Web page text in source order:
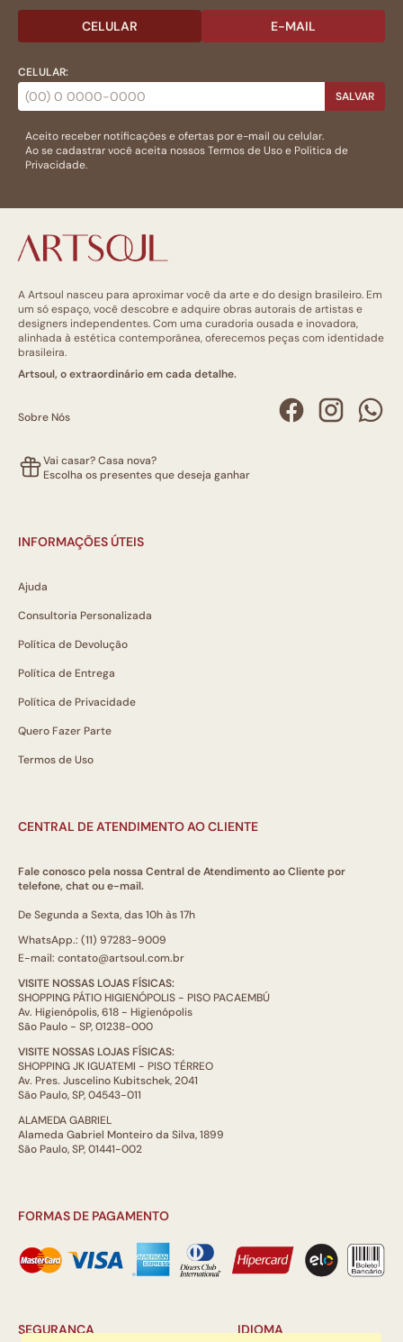
CELULAR E-MAIL
CELULAR:
SALVAR
Aceito receber notificações e ofertas por e-mail ou celular.
Ao se cadastrar você aceita nossosTermos de Usoe Politica de
Privacidade.
A Artsoul nasceu para aproximar você da arte e do design brasileiro. Em
um só espaço, você descobre e adquire obras autorais de artistas e
designers independentes. Com uma curadoria ousada e inovadora,
alinhada à estética contemporânea, oferecemos peças com identidade
brasileira.
Artsoul, o extraordinário em cada detalhe.
Sobre Nós
Vai casar? Casa nova?
Escolha os presentes que deseja ganhar
INFORMAÇÕES ÚTEIS
Ajuda
Consultoria Personalizada
Política de Devolução
Política de Entrega
Política de Privacidade
Quero Fazer Parte
Termos de Uso
CENTRAL DE ATENDIMENTO AO CLIENTE
Fale conosco pela nossa Central de Atendimento ao Cliente por
telefone, chat ou e-mail.
De Segunda a Sexta, das 10h às 17h
WhatsApp.: (11) 97283-9009
E-mail: contato@artsoul.com.br
VISITE NOSSAS LOJAS FÍSICAS:
SHOPPING PÁTIO HIGIENÓPOLIS - PISO PACAEMBÚ
Av. Higienópolis, 618 - Higienópolis
São Paulo - SP, 01238-000
VISITE NOSSAS LOJAS FÍSICAS:
SHOPPING JK IGUATEMI - PISO TÉRREO
Av. Pres. Juscelino Kubitschek, 2041
São Paulo, SP, 04543-011
ALAMEDA GABRIEL
Alameda Gabriel Monteiro da Silva, 1899
São Paulo, SP, 01441-002
FORMAS DE PAGAMENTO
SEGURANÇA IDIOMA